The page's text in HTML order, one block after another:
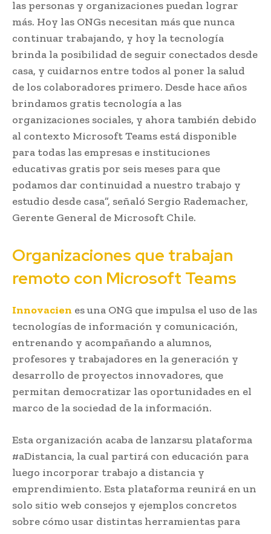
las personas y organizaciones puedan lograr
más. Hoy las ONGs necesitan más que nunca
continuar trabajando, y hoy la tecnología
brinda la posibilidad de seguir conectados desde
casa, y cuidarnos entre todos al poner la salud
de los colaboradores primero. Desde hace años
brindamos gratis tecnología a las
organizaciones sociales, y ahora también debido
al contexto Microsoft Teams está disponible
para todas las empresas e instituciones
educativas gratis por seis meses para que
podamos dar continuidad a nuestro trabajo y
estudio desde casa”, señaló Sergio Rademacher,
Gerente General de Microsoft Chile.
Organizaciones que trabajan
remoto con Microsoft Teams
Innovacien es una ONG que impulsa el uso de las
tecnologías de información y comunicación,
entrenando y acompañando a alumnos,
profesores y trabajadores en la generación y
desarrollo de proyectos innovadores, que
permitan democratizar las oportunidades en el
marco de la sociedad de la información.
Esta organización acaba de lanzarsu plataforma
#aDistancia, la cual partirá con educación para
luego incorporar trabajo a distancia y
emprendimiento. Esta plataforma reunirá en un
solo sitio web consejos y ejemplos concretos
sobre cómo usar distintas herramientas para